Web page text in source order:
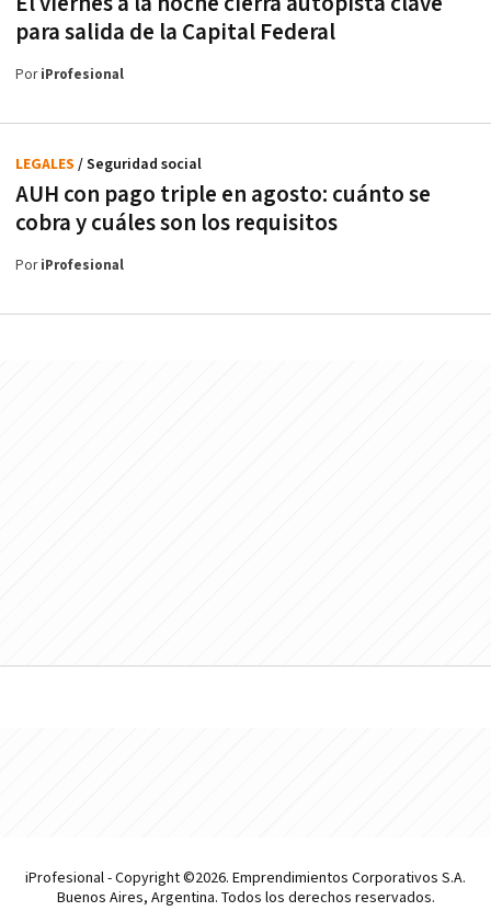
para salida de la Capital Federal
PoriProfesional
AUH con pago triple en agosto: cuánto se
cobra y cuáles son los requisitos
LEGALES / Seguridad social
PoriProfesional
iProfesional - Copyright ©2026. Emprendimientos Corporativos S.A.
Buenos Aires, Argentina. Todos los derechos reservados.